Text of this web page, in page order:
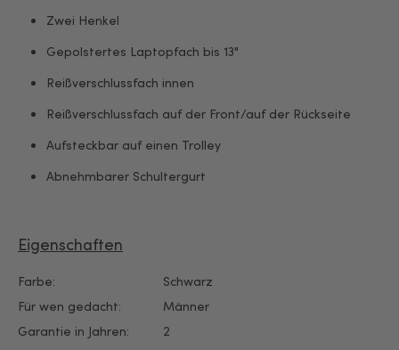
Zwei Henkel
Gepolstertes Laptopfach bis 13"
Reißverschlussfach innen
Reißverschlussfach auf der Front/auf der Rückseite
Aufsteckbar auf einen Trolley
Abnehmbarer Schultergurt
Eigenschaften
Farbe:
Schwarz
Für wen gedacht:
Männer
Garantie in Jahren:
2